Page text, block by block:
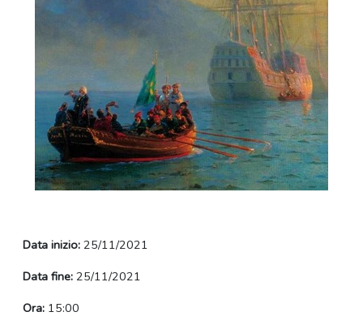
Data inizio: 25/11/2021
Data fine: 25/11/2021
Ora: 15:00